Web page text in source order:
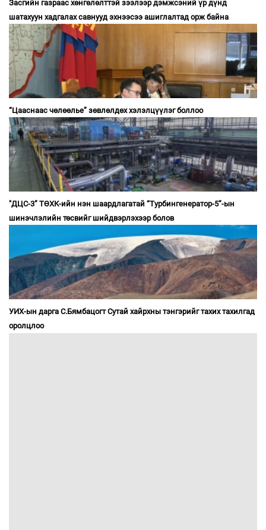
Засгийн газраас хөнгөлөлттэй зээлээр дэмжсэний үр дүнд
шатахуун хадгалах савнууд эхнээсээ ашиглалтад орж байна
“Цааснаас чөлөөлье” зөвлөлдөх хэлэлцүүлэг боллоо
"ДЦС-3” ТӨХК-ийн нэн шаардлагатай “Турбингенератор-5”-ын
шинэчлэлийн төсвийг шийдвэрлэхээр болов
УИХ-ын дарга С.Бямбацогт Сутай хайрхны тэнгэрийг тахих тахилгад
оролцлоо